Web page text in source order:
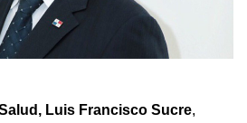
Luis Francisco Sucre,